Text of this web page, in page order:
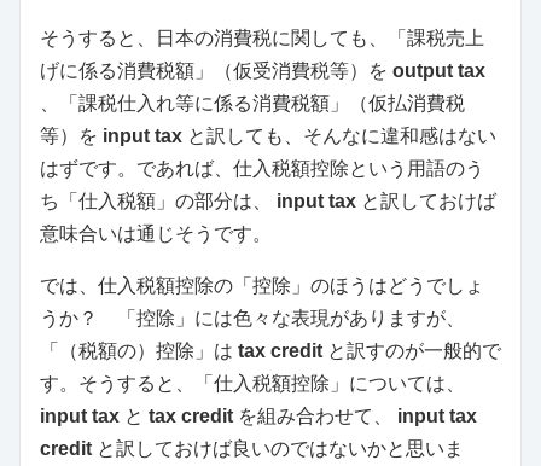
そうすると、日本の消費税に関しても、「課税売上
げに係る消費税額」（仮受消費税等）を output tax
、「課税仕入れ等に係る消費税額」（仮払消費税
等）を input tax と訳しても、そんなに違和感はない
はずです。であれば、仕入税額控除という用語のう
ち「仕入税額」の部分は、 input tax と訳しておけば
意味合いは通じそうです。
では、仕入税額控除の「控除」のほうはどうでしょ
うか？ 「控除」には色々な表現がありますが、
「（税額の）控除」は tax credit と訳すのが一般的で
す。そうすると、「仕入税額控除」については、
input tax と tax credit を組み合わせて、 input tax
credit と訳しておけば良いのではないかと思いま